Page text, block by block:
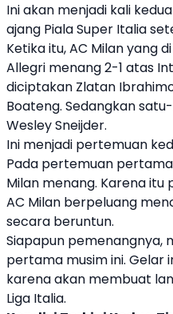
Ini akan menjadi kali
ajang Piala Super Italia
Ketika itu, AC Milan yang
Allegri menang 2-1 atas
diciptakan Zlatan
Boateng. Sedangkan
Wesley Sneijder.
Ini menjadi pertemuan
Pada pertemuan pertama
Milan menang. Karena itu
AC Milan berpeluang
secara beruntun.
Siapapun pemenangnya,
pertama musim ini. Gelar
karena akan membuat
Liga Italia.